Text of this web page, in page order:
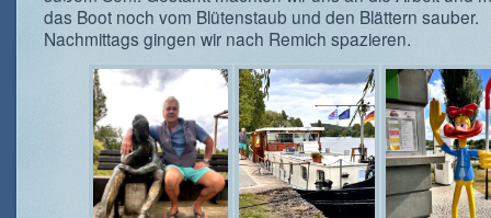
das Boot noch vom Blütenstaub und den Blättern sauber.
Nachmittags gingen wir nach Remich spazieren.